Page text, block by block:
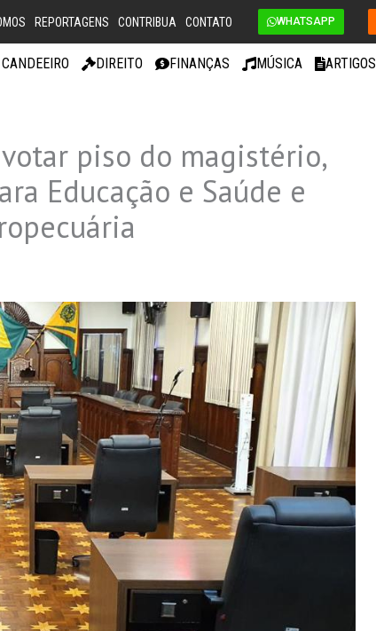
REPORTAGENS CONTRIBUA CONTATO WHATSAPP
DIREITO FINANÇAS MÚSICA ARTIGOS
piso do magistério,
Educação e Saúde e